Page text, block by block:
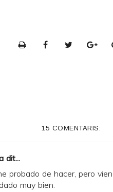
i
15 COMENTARIS:
dit...
probado de hacer, pero
muy bien.